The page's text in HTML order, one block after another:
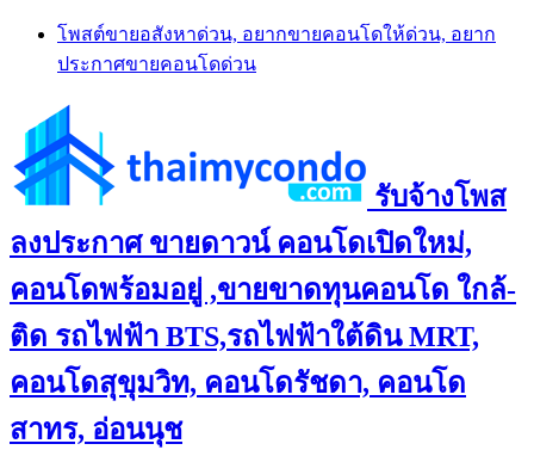
Skip
content
โพสต์ขายอสังหาด่วน, อยากขายคอนโดให้ด่วน, อยาก
ประกาศขายคอนโดด่วน
รับจ้างโพส
ลงประกาศ ขายดาวน์ คอนโดเปิดใหม่,
คอนโดพร้อมอยู่ ,ขายขาดทุนคอนโด ใกล้-
ติด รถไฟฟ้า BTS,รถไฟฟ้าใต้ดิน MRT,
คอนโดสุขุมวิท, คอนโดรัชดา, คอนโด
สาทร, อ่อนนุช